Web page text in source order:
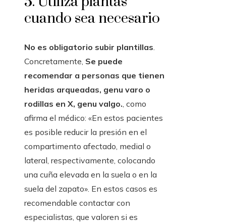
cuando sea necesario
No es obligatorio subir plantillas.
Concretamente, Se puede
recomendar a personas que tienen
heridas arqueadas, genu varo o
rodillas en X, genu valgo., como
afirma el médico: «En estos pacientes
es posible reducir la presión en el
compartimento afectado, medial o
lateral, respectivamente, colocando
una cuña elevada en la suela o en la
suela del zapato». En estos casos es
recomendable contactar con
especialistas, que valoren si es